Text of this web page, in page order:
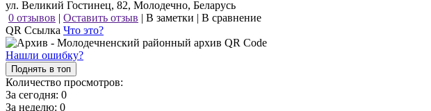
ул. Великий Гостинец, 82, Молодечно, Беларусь
0 отзывов | Оставить отзыв | В заметки | В сравнение
QR Ссылка Что это?
Нашли ошибку?
Поднять в топ
Количество просмотров:
За сегодня: 0
За неделю: 0